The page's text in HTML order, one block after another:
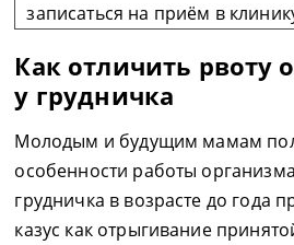
записаться на приём в
Как отличить рвоту
у грудничка
Молодым и будущим мамам
особенности работы
грудничка в возрасте до года
казус как отрыгивание